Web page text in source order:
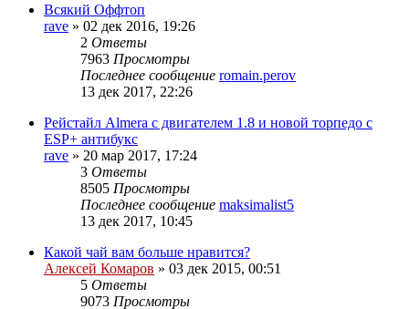
Всякий Оффтоп
rave » 02 дек 2016, 19:26
2 Ответы
7963 Просмотры
Последнее сообщение romain.perov
13 дек 2017, 22:26
Рейстайл Almera с двигателем 1.8 и новой торпедо с
ESP+ антибукс
rave » 20 мар 2017, 17:24
3 Ответы
8505 Просмотры
Последнее сообщение maksimalist5
13 дек 2017, 10:45
Какой чай вам больше нравится?
Алексей Комаров » 03 дек 2015, 00:51
5 Ответы
9073 Просмотры